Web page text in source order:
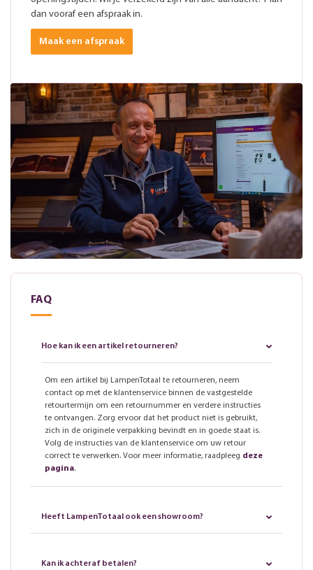
dan vooraf een afspraak in.
Maak een afspraak
FAQ
Hoe kan ik een artikel retourneren?
Om een artikel bij LampenTotaal te retourneren, neem
contact op met de klantenservice binnen de vastgestelde
retourtermijn om een retournummer en verdere instructies
te ontvangen. Zorg ervoor dat het product niet is gebruikt,
zich in de originele verpakking bevindt en in goede staat is.
Volg de instructies van de klantenservice om uw retour
correct te verwerken. Voor meer informatie, raadpleeg deze
pagina.
Heeft LampenTotaal ook een showroom?
Kan ik achteraf betalen?